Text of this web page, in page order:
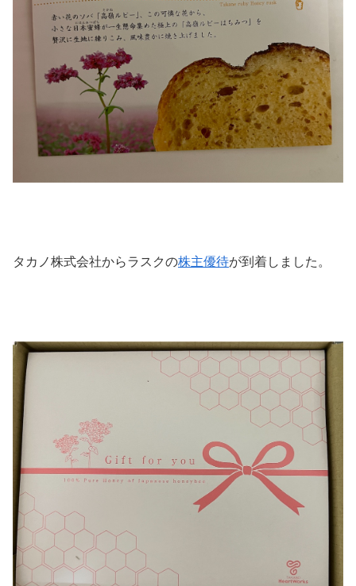
タカノ株式会社からラスクの株主優待が到着しました。